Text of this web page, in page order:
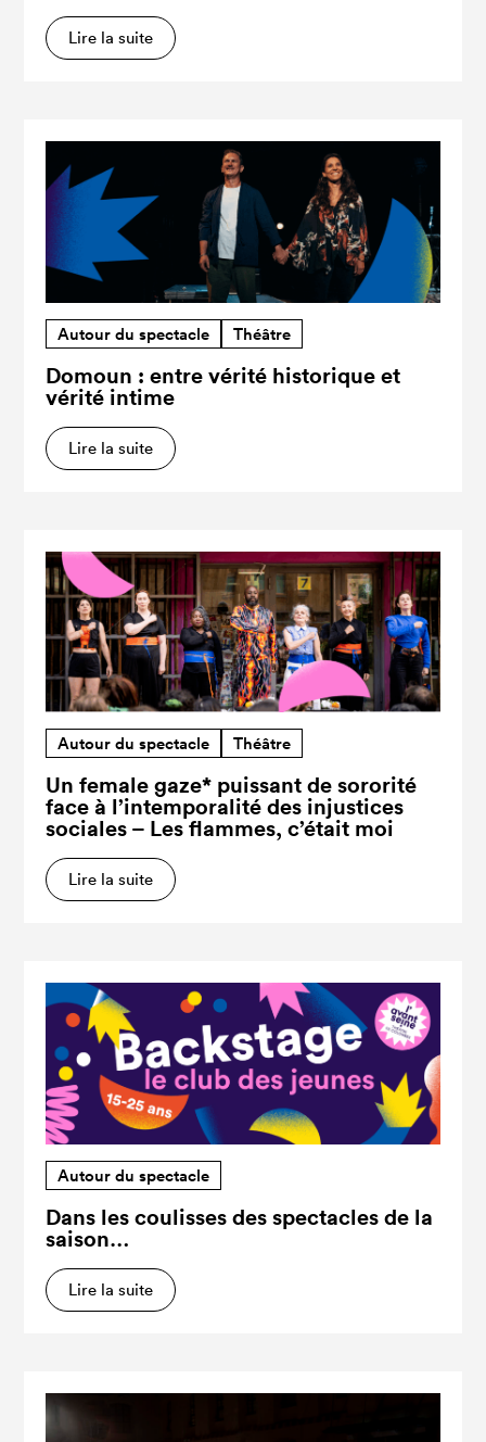
Lire la suite
Autour du spectacle Théâtre
Domoun : entre vérité historique et
vérité intime
Lire la suite
Autour du spectacle Théâtre
Un female gaze* puissant de sororité
face à l’intemporalité des injustices
sociales – Les flammes, c’était moi
Lire la suite
Autour du spectacle
Dans les coulisses des spectacles de la
saison…
Lire la suite